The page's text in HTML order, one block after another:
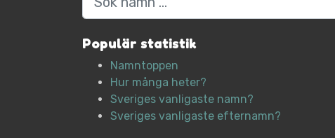
Populär statistik
Namntoppen
Hur många heter?
Sveriges vanligaste namn?
Sveriges vanligaste efternamn?